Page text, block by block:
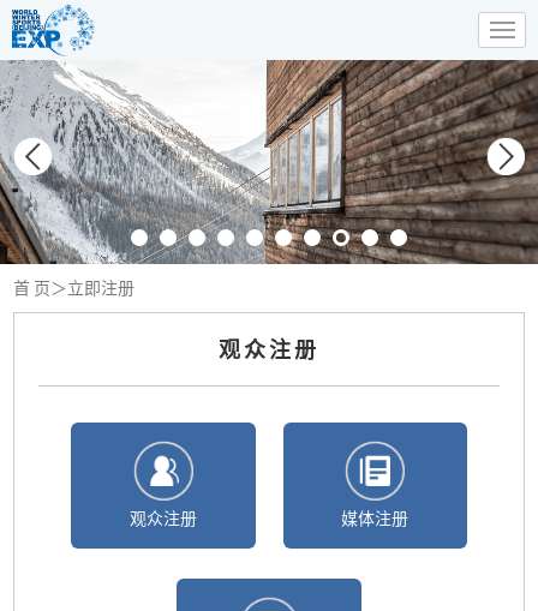
首 页 ＞立即注册
观众注册
观众注册 媒体注册